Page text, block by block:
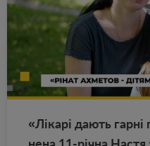
«Лікарі дають
не­на 11-річна